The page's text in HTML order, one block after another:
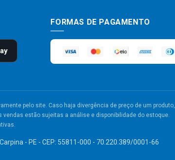
FORMAS DE PAGAMENTO
pelo site. Caso haja divergência de preço de um produto,
vendas estão sujeitas a análise e disponibilidade do estoque.
- PE - CEP: 55811-000 - 70.220.389/0001-66